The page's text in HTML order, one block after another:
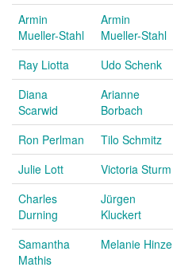
Armin
Mueller-Stahl
Armin
Mueller-Stahl
Ray Liotta Udo Schenk
Diana
Scarwid
Arianne
Borbach
Ron Perlman Tilo Schmitz
Julie Lott
Victoria Sturm
Charles
Durning
Jürgen
Kluckert
Samantha
Mathis
Melanie Hinze